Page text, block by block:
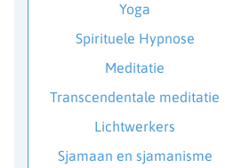
Yoga
Spirituele Hypnose
Meditatie
Transcendentale meditatie
Lichtwerkers
Sjamaan en sjamanisme